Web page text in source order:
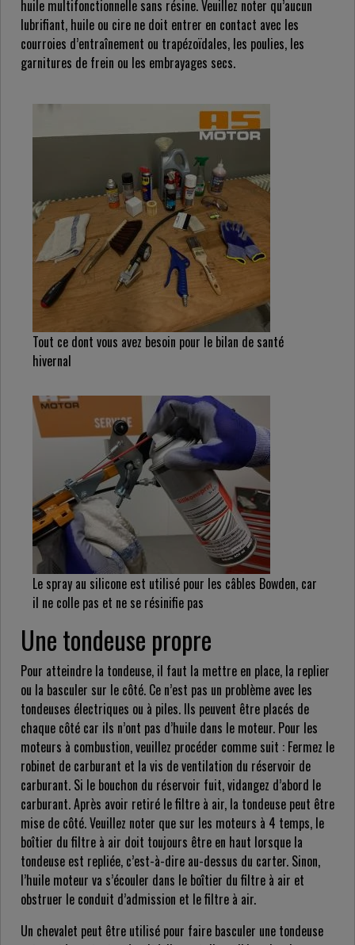
huile multifonctionnelle sans résine. Veuillez noter qu’aucun
lubrifiant, huile ou cire ne doit entrer en contact avec les
courroies d’entraînement ou trapézoïdales, les poulies, les
garnitures de frein ou les embrayages secs.
Tout ce dont vous avez besoin pour le bilan de santé
hivernal
Le spray au silicone est utilisé pour les câbles Bowden, car
il ne colle pas et ne se résinifie pas
Une tondeuse propre
Pour atteindre la tondeuse, il faut la mettre en place, la replier
ou la basculer sur le côté. Ce n’est pas un problème avec les
tondeuses électriques ou à piles. Ils peuvent être placés de
chaque côté car ils n’ont pas d’huile dans le moteur. Pour les
moteurs à combustion, veuillez procéder comme suit : Fermez le
robinet de carburant et la vis de ventilation du réservoir de
carburant. Si le bouchon du réservoir fuit, vidangez d’abord le
carburant. Après avoir retiré le filtre à air, la tondeuse peut être
mise de côté. Veuillez noter que sur les moteurs à 4 temps, le
boîtier du filtre à air doit toujours être en haut lorsque la
tondeuse est repliée, c’est-à-dire au-dessus du carter. Sinon,
l’huile moteur va s’écouler dans le boîtier du filtre à air et
obstruer le conduit d’admission et le filtre à air.
Un chevalet peut être utilisé pour faire basculer une tondeuse